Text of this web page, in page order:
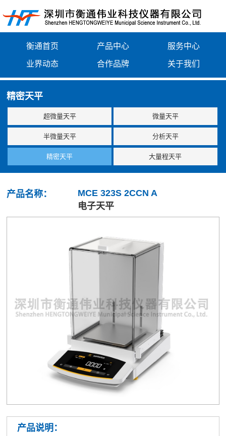
衡通首页 产品中心 服务中心
业界动态 合作品牌 关于我们
精密天平
超微量天平 微量天平
半微量天平 分析天平
精密天平 大量程天平
产品名称：
MCE 323S 2CCN A
电子天平
产品说明：